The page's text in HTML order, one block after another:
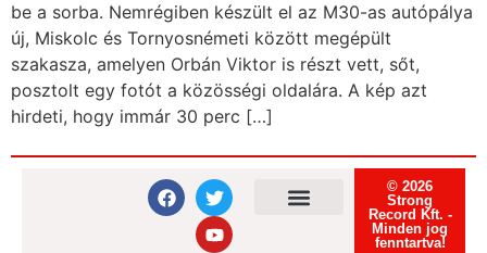
be a sorba. Nemrégiben készült el az M30-as autópálya
új, Miskolc és Tornyosnémeti között megépült
szakasza, amelyen Orbán Viktor is részt vett, sőt,
posztolt egy fotót a közösségi oldalára. A kép azt
hirdeti, hogy immár 30 perc […]
© 2026
Strong
Record Kft. -
Minden jog
fenntartva!